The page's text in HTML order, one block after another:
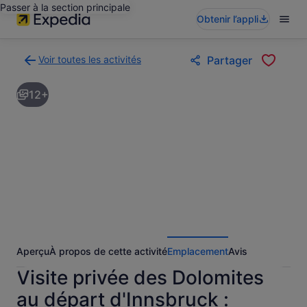
Passer à la section principale
Obtenir l’appli
Voir toutes les activités
à
la
page
Partager
12+
AperçuÀ propos de cette activitéEmplacementAvis
Visite privée des Dolomites
au départ d'Innsbruck :